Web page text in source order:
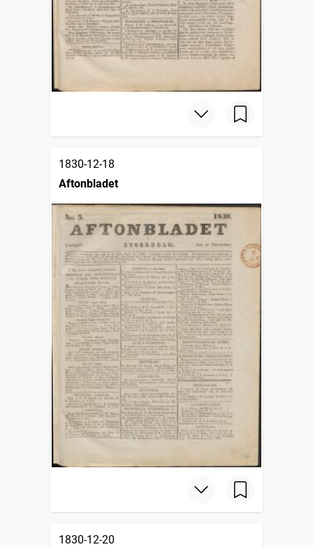
1830-12-18
Aftonbladet
1830-12-20